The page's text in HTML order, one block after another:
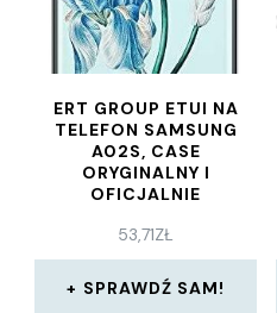
ERT GROUP ETUI NA
TELEFON SAMSUNG
A02S, CASE
ORYGINALNY I
OFICJALNIE
PRZEZ BABACO, WZÓR
FLOWERS 025,
OPTYMALNIE
DOPASOWANE PLECKI
53,71ZŁ
SPRAWDŹ SAM!